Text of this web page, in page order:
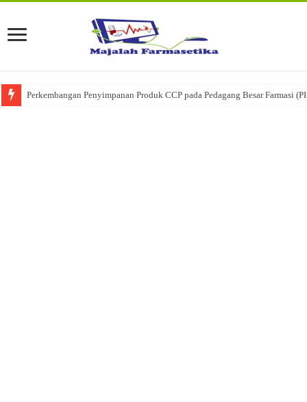
Perkembangan Penyimpanan Produk CCP pada Pedagang Besar Farmasi